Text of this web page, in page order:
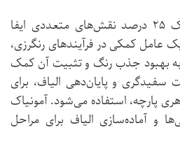
در صنعت نساجی، آمونیاک ۲۵ درصد نقش‌های متعددی ایفا
عامل کمکی در فرآیندهای رنگرزی،
به بهبود جذب رنگ و تثبیت آن کمک
و پایان‌دهی الیاف، برای
پارچه، استفاده می‌شود. آمونیاک
و آماده‌سازی الیاف برای مراحل